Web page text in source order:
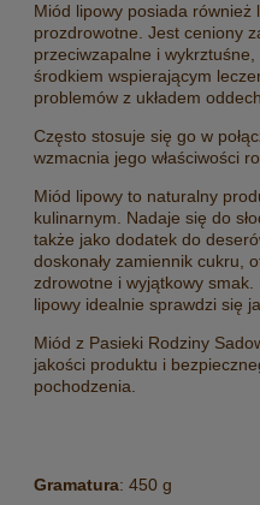
Miód lipowy posiada również
prozdrowotne. Jest ceniony
przeciwzapalne i
środkiem wspierającym
problemów z układem
Często stosuje się go w
wzmacnia jego właściwości
Miód lipowy to naturalny
kulinarnym. Nadaje się do
także jako dodatek do
doskonały zamiennik cukru,
zdrowotne i wyjątkowy smak.
lipowy idealnie sprawdzi się
Miód z Pasieki Rodziny
jakości produktu i
pochodzenia.
Gramatura: 450 g